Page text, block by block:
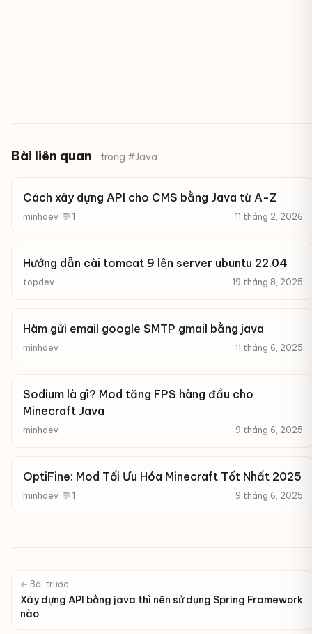
Bài liên quan trong #Java
Cách xây dựng API cho CMS bằng Java từ A-Z
minhdev· 💬 1 11 tháng 2, 2026
Hướng dẫn cài tomcat 9 lên server ubuntu 22.04
topdev 19 tháng 8, 2025
Hàm gửi email google SMTP gmail bằng java
minhdev 11 tháng 6, 2025
Sodium là gì? Mod tăng FPS hàng đầu cho
Minecraft Java
minhdev 9 tháng 6, 2025
OptiFine: Mod Tối Ưu Hóa Minecraft Tốt Nhất 2025
minhdev· 💬 1 9 tháng 6, 2025
← Bài trước
Xây dựng API bằng java thì nên sử dụng Spring Framework
nào